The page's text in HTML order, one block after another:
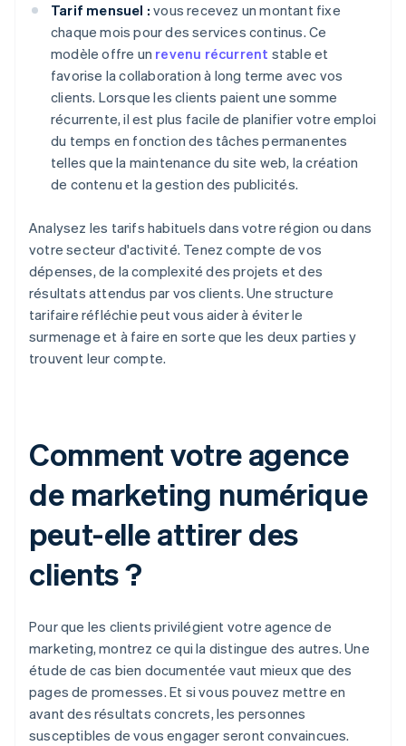
Tarif mensuel : vous recevez un montant fixe
chaque mois pour des services continus. Ce
modèle offre un revenu récurrent stable et
favorise la collaboration à long terme avec vos
clients. Lorsque les clients paient une somme
récurrente, il est plus facile de planifier votre emploi
du temps en fonction des tâches permanentes
telles que la maintenance du site web, la création
de contenu et la gestion des publicités.
Analysez les tarifs habituels dans votre région ou dans
votre secteur d'activité. Tenez compte de vos
dépenses, de la complexité des projets et des
résultats attendus par vos clients. Une structure
tarifaire réfléchie peut vous aider à éviter le
surmenage et à faire en sorte que les deux parties y
trouvent leur compte.
Comment votre agence
de marketing numérique
peut-elle attirer des
clients ?
Pour que les clients privilégient votre agence de
marketing, montrez ce qui la distingue des autres. Une
étude de cas bien documentée vaut mieux que des
pages de promesses. Et si vous pouvez mettre en
avant des résultats concrets, les personnes
susceptibles de vous engager seront convaincues.